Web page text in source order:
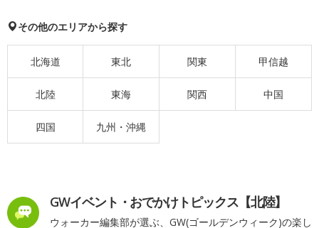
その他のエリアから探す
北海道 東北 関東 甲信越
北陸 東海 関西 中国
四国 九州・沖縄
GWイベント・おでかけトピックス【北陸】
ウォーカー編集部が選ぶ、GW(ゴールデンウィーク)の楽し